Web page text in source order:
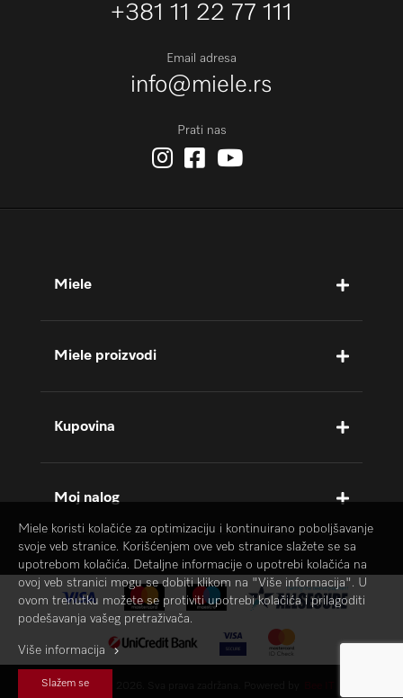
+381 11 22 77 111
Email adresa
info@miele.rs
Prati nas
Miele
Miele proizvodi
Kupovina
Moj nalog
MIELE © 2026. Sva prava zadržana. Powered by
Miele koristi kolačiće za optimizaciju i kontinuirano poboljšavanje
svoje veb stranice. Korišćenjem ove veb stranice slažete se sa
upotrebom kolačića. Detaljne informacije o upotrebi kolačića na
ovoj veb stranici mogu se dobiti klikom na "Više informacija". U
ovom trenutku možete se protiviti upotrebi kolačića i prilagoditi
podešavanja vašeg pretraživača.
Više informacija
Slažem se